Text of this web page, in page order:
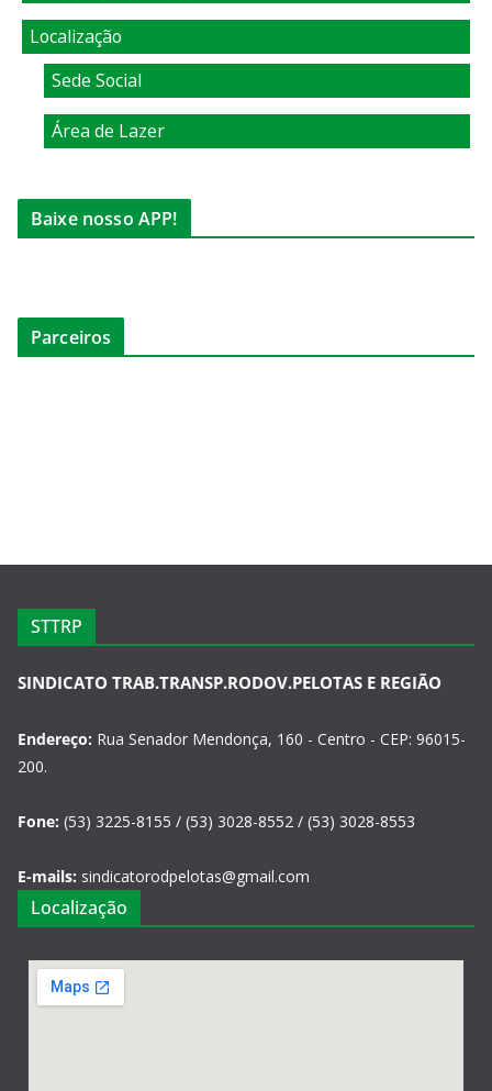
Localização
Sede Social
Área de Lazer
Baixe nosso APP!
Parceiros
STTRP
SINDICATO TRAB.TRANSP.RODOV.PELOTAS E REGIÃO
Endereço: Rua Senador Mendonça, 160 - Centro - CEP: 96015-
200.
Fone: (53) 3225-8155 / (53) 3028-8552 / (53) 3028-8553
E-mails: sindicatorodpelotas@gmail.com
Localização